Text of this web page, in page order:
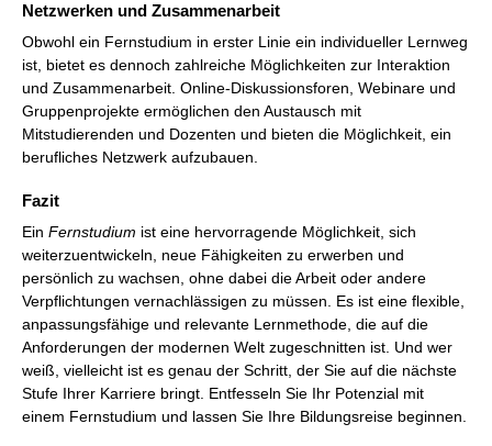
Netzwerken und Zusammenarbeit
Obwohl ein Fernstudium in erster Linie ein individueller Lernweg
ist, bietet es dennoch zahlreiche Möglichkeiten zur Interaktion
und Zusammenarbeit. Online-Diskussionsforen, Webinare und
Gruppenprojekte ermöglichen den Austausch mit
Mitstudierenden und Dozenten und bieten die Möglichkeit, ein
berufliches Netzwerk aufzubauen.
Fazit
Ein Fernstudium ist eine hervorragende Möglichkeit, sich
weiterzuentwickeln, neue Fähigkeiten zu erwerben und
persönlich zu wachsen, ohne dabei die Arbeit oder andere
Verpflichtungen vernachlässigen zu müssen. Es ist eine flexible,
anpassungsfähige und relevante Lernmethode, die auf die
Anforderungen der modernen Welt zugeschnitten ist. Und wer
weiß, vielleicht ist es genau der Schritt, der Sie auf die nächste
Stufe Ihrer Karriere bringt. Entfesseln Sie Ihr Potenzial mit
einem Fernstudium und lassen Sie Ihre Bildungsreise beginnen.